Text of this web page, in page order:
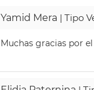
Yamid Mera | Tipo
Muchas gracias por